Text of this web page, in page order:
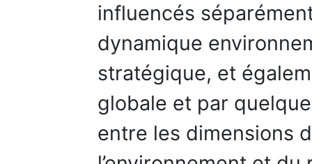
influencés
dynamique
stratégique, et
globale et par
entre les dimensions